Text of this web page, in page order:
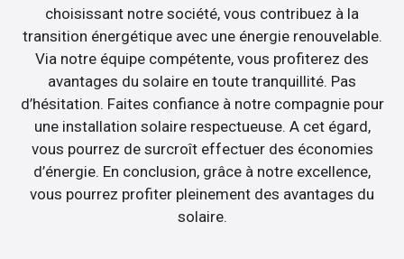
choisissant notre société, vous contribuez à la
transition énergétique avec une énergie renouvelable.
Via notre équipe compétente, vous profiterez des
avantages du solaire en toute tranquillité. Pas
d’hésitation. Faites confiance à notre compagnie pour
une installation solaire respectueuse. A cet égard,
vous pourrez de surcroît effectuer des économies
d’énergie. En conclusion, grâce à notre excellence,
vous pourrez profiter pleinement des avantages du
solaire.